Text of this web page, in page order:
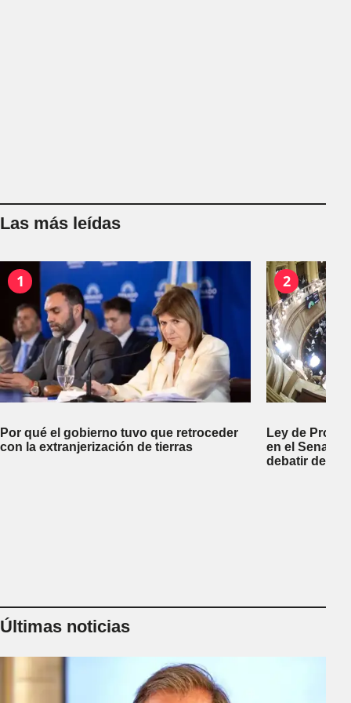
Las más leídas
1
Por qué el gobierno tuvo que retroceder
con la extranjerización de tierras
2
Ley de
en el Senado
debatir
Últimas noticias